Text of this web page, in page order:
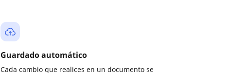
Guardado automático
Cada cambio que realices en un documento se